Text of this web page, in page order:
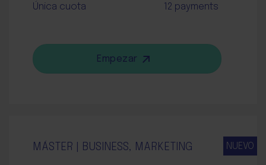
Única cuota 12 payments
Empezar
NUEVO
MÁSTER | BUSINESS, MARKETING